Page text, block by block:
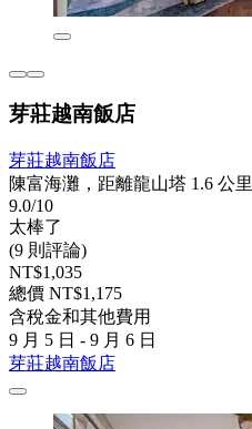
芽莊越南飯店
芽莊越南飯店
陳富海灘，距離龍山塔 1.6 公里
9.0/10
太棒了
(9 則評論)
NT$1,035
總價 NT$1,175
含稅金和其他費用
9 月 5 日 - 9 月 6 日
芽莊越南飯店